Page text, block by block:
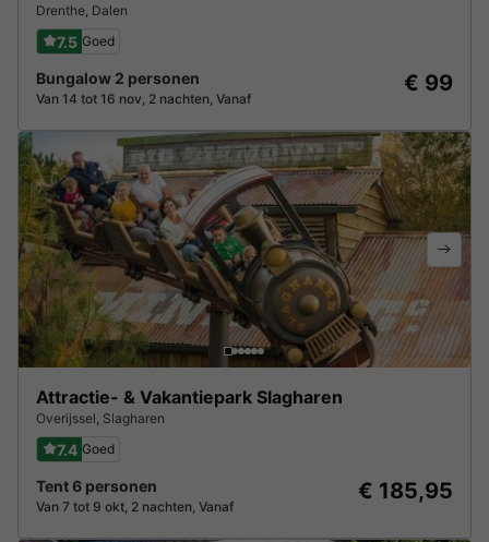
Drenthe, Dalen
7.5 Goed
Bungalow 2 personen
Van 14 tot 16 nov, 2 nachten, Vanaf
€ 99
Attractie- & Vakantiepark Slagharen
Overijssel, Slagharen
7.4 Goed
Tent 6 personen
Van 7 tot 9 okt, 2 nachten, Vanaf
€ 185,95